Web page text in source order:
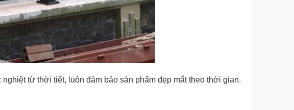
từ thời tiết, luôn đảm bảo sản phẩm đẹp mắt theo thời gian.